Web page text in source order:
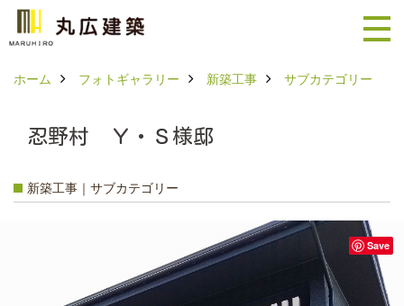
ホーム フォトギャラリー 新築工事 サブカテゴリー
忍野村 Ｙ・Ｓ様邸
新築工事｜サブカテゴリー
Save